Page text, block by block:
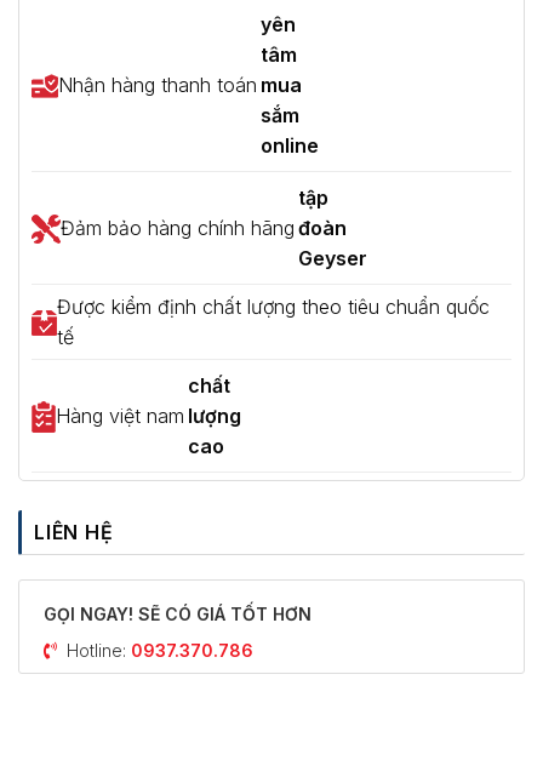
Nhận hàng thanh toán
yên
tâm
mua
sắm
online
Đảm bảo hàng chính hãng
tập
đoàn
Geyser
Được kiểm định chất lượng theo tiêu chuẩn quốc
tế
Hàng việt nam
chất
lượng
cao
LIÊN HỆ
GỌI NGAY! SẼ CÓ GIÁ TỐT HƠN
Hotline: 0937.370.786